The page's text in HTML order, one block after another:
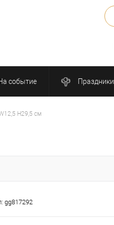
событие Праздники
H29,5 см
gg817292